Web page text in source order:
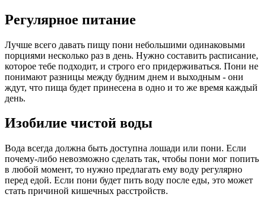
Регулярное питание
Лучше всего давать пищу пони небольшими одинаковыми
порциями несколько раз в день. Нужно составить расписание,
которое тебе подходит, и строго его придерживаться. Пони не
понимают разницы между будним днем и выходным - они
ждут, что пища будет принесена в одно и то же время каждый
день.
Изобилие чистой воды
Вода всегда должна быть доступна лошади или пони. Если
почему-либо невозможно сделать так, чтобы пони мог попить
в любой момент, то нужно предлагать ему водy регулярно
перед едой. Если пони будет пить воду после еды, это может
стать причиной кишечных расстройств.